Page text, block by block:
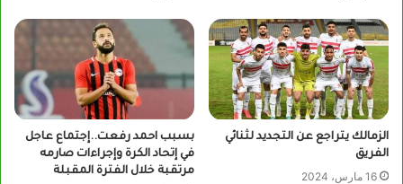
الزمالك يتراجع عن التجديد لثنائي
الفريق
16 مارس، 2024
بسبب احمد رفعت..إجتماع عاجل
في إتحاد الكرة وإجراءات صارمه
مرتقبة خلال الفترة المقبلة